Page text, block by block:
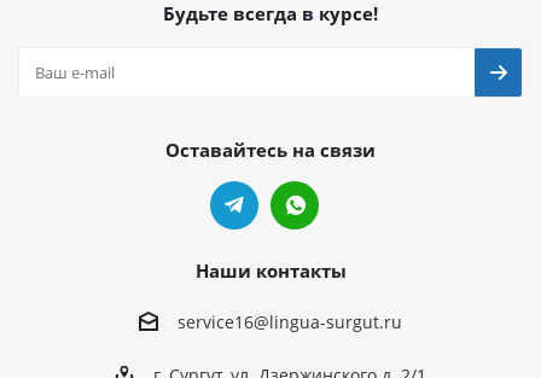
Будьте всегда в курсе!
Оставайтесь на связи
Наши контакты
service16@lingua-surgut.ru